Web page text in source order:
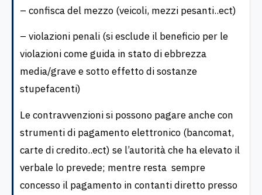
– confisca del mezzo (veicoli, mezzi pesanti..ect)
– violazioni penali (si esclude il beneficio per le
violazioni come guida in stato di ebbrezza
media/grave e sotto effetto di sostanze
stupefacenti)
Le contravvenzioni si possono pagare anche con
strumenti di pagamento elettronico (bancomat,
carte di credito..ect) se l’autorità che ha elevato il
verbale lo prevede; mentre resta sempre
concesso il pagamento in contanti diretto presso